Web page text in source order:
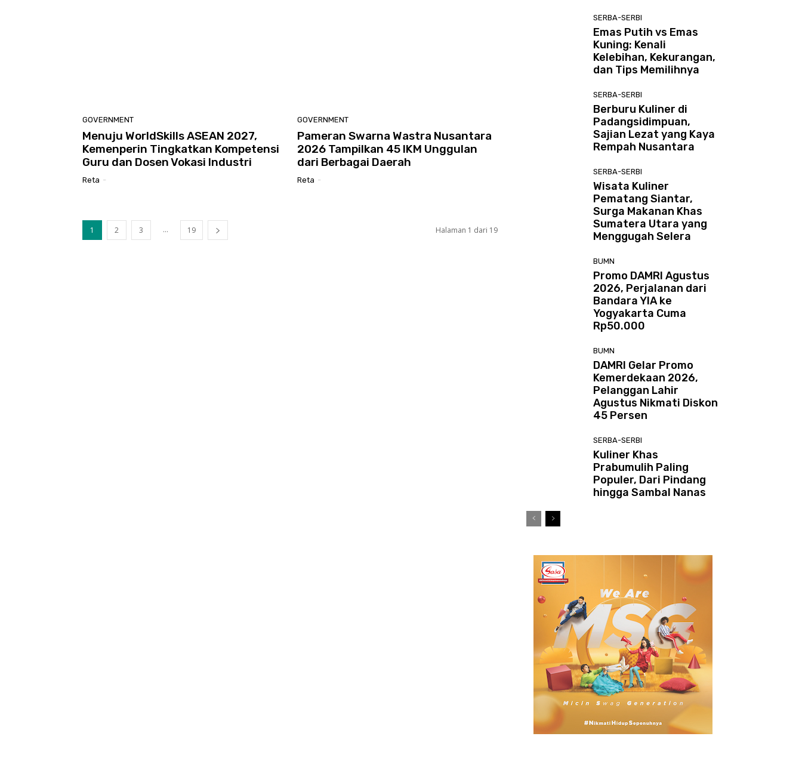
GOVERNMENT
Menuju WorldSkills ASEAN 2027,
Kemenperin Tingkatkan Kompetensi
Guru dan Dosen Vokasi Industri
Reta -
GOVERNMENT
Pameran Swarna Wastra Nusantara
2026 Tampilkan 45 IKM Unggulan
dari Berbagai Daerah
Reta -
1 2 3 ... 19 Halaman 1 dari 19
SERBA-SERBI
Emas Putih vs Emas
Kuning: Kenali
Kelebihan, Kekurangan,
dan Tips Memilihnya
SERBA-SERBI
Berburu Kuliner di
Padangsidimpuan,
Sajian Lezat yang Kaya
Rempah Nusantara
SERBA-SERBI
Wisata Kuliner
Pematang Siantar,
Surga Makanan Khas
Sumatera Utara yang
Menggugah Selera
BUMN
Promo DAMRI Agustus
2026, Perjalanan dari
Bandara YIA ke
Yogyakarta Cuma
Rp50.000
BUMN
DAMRI Gelar Promo
Kemerdekaan 2026,
Pelanggan Lahir
Agustus Nikmati Diskon
45 Persen
SERBA-SERBI
Kuliner Khas
Prabumulih Paling
Populer, Dari Pindang
hingga Sambal Nanas